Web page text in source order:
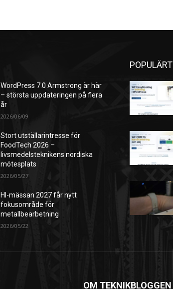
WordPress 7.0 Armstrong är här
– största uppdateringen på flera
år
2026/06/09
Stort utställarintresse för
FoodTech 2026 –
livsmedelsteknikens nordiska
mötesplats
2026/05/27
HI-mässan 2027 får nytt
fokusområde för
metallbearbetning
2026/05/22
POPULÄRT
OM TEKNIKBLOGGEN